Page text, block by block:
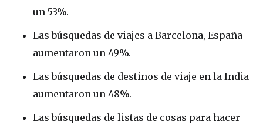
un 53%.
Las búsquedas de viajes a Barcelona, España
aumentaron un 49%.
Las búsquedas de destinos de viaje en la India
aumentaron un 48%.
Las búsquedas de listas de cosas para hacer